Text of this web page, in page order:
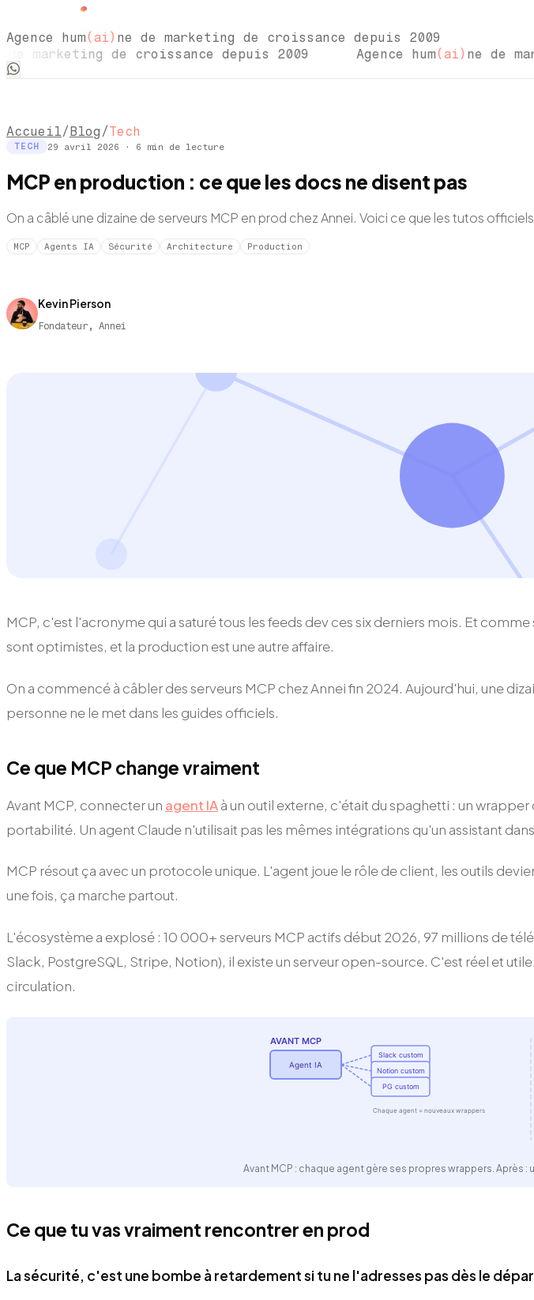
Agence hum(ai) ne de marketing de croissance depuis 2009
de croissance depuis 2009 Agence hum (ai)ne de
Accueil/Blog /Tech
TECH 29 avril 2026 · 6 min de lecture
MCP en production : ce que les docs ne disent pas
On a câblé une dizaine de serveurs MCP en prod chez Annei. Voici ce que les tutos
MCP Agents IA Sécurité Architecture Production
Kevin Pierson
Fondateur, Annei
MCP, c'est l'acronyme qui a saturé tous les feeds dev ces six derniers mois. Et
sont optimistes, et la production est une autre affaire.
On a commencé à câbler des serveurs MCP chez Annei fin 2024. Aujourd'hui, une
personne ne le met dans les guides officiels.
Ce que MCP change vraiment
Avant MCP, connecter un agent IAà un outil externe, c'était du spaghetti : un
portabilité. Un agent Claude n'utilisait pas les mêmes intégrations qu'un assistant
MCP résout ça avec un protocole unique. L'agent joue le rôle de client, les outils
une fois, ça marche partout.
L'écosystème a explosé : 10 000+ serveurs MCP actifs début 2026, 97 millions de
Slack, PostgreSQL, Stripe, Notion), il existe un serveur open-source. C'est réel et
circulation.
AVANT MCP
Agent IA
Slack custom
Notion custom
PG custom
Chaque agent = nouveaux wrappers
Avant MCP : chaque agent gère ses propres wrappers.
Ce que tu vas vraiment rencontrer en prod
La sécurité, c'est une bombe à retardement si tu ne l'adresses pas dès le